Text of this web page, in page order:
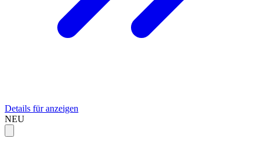
Details für anzeigen
NEU